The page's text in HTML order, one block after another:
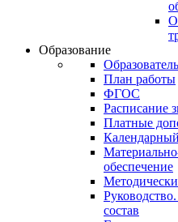
Образование
План работы
ФГОС
Расписание
Платные
обеспечение
состав